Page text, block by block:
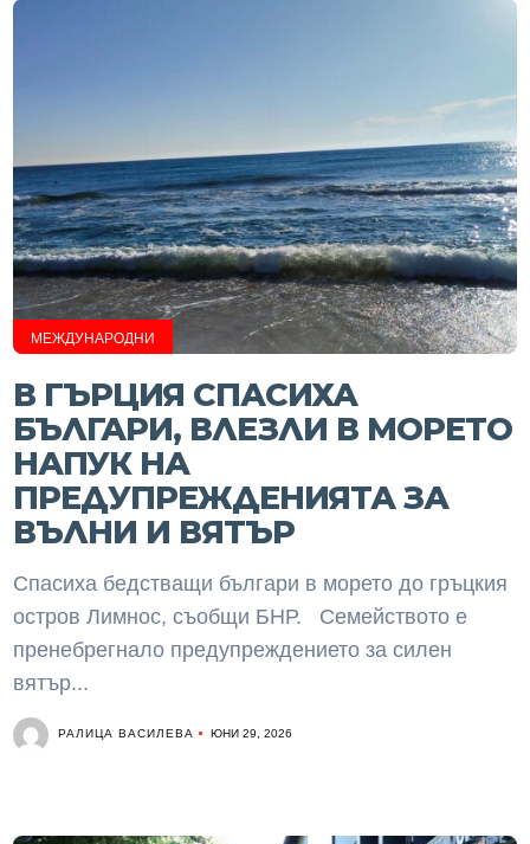
МЕЖДУНАРОДНИ
В ГЪРЦИЯ СПАСИХА
БЪЛГАРИ, ВЛЕЗЛИ В МОРЕТО
НАПУК НА
ПРЕДУПРЕЖДЕНИЯТА ЗА
ВЪЛНИ И ВЯТЪР
Спасиха бедстващи българи в морето до гръцкия
остров Лимнос, съобщи БНР. Семейството е
пренебрегнало предупреждението за силен
вятър...
РАЛИЦА ВАСИЛЕВА ЮНИ 29, 2026